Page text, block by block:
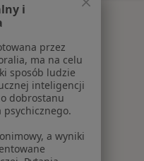
i
przez
ma na celu
sposób ludzie
inteligencji
dobrostanu
a wyniki